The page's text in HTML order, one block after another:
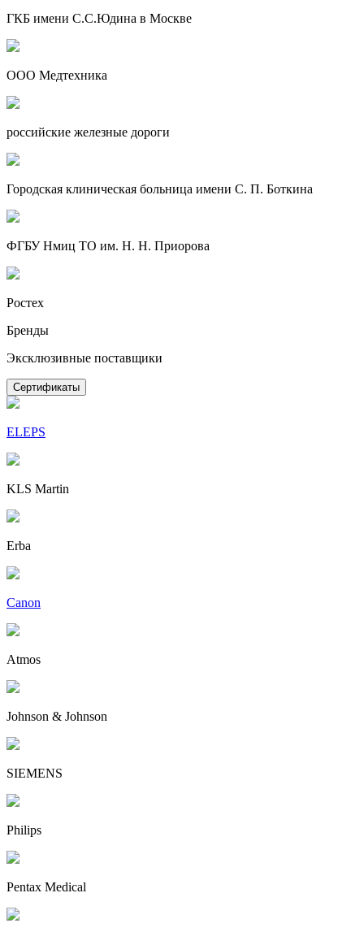
ГКБ имени С.С.Юдина в Москве
ООО Медтехника
российские железные дороги
Городская клиническая больница имени С. П. Боткина
ФГБУ Нмиц ТО им. Н. Н. Приорова
Ростех
Бренды
Эксклюзивные поставщики
Сертификаты
ELEPS
KLS Martin
Erba
Canon
Atmos
Johnson & Johnson
SIEMENS
Philips
Pentax Medical